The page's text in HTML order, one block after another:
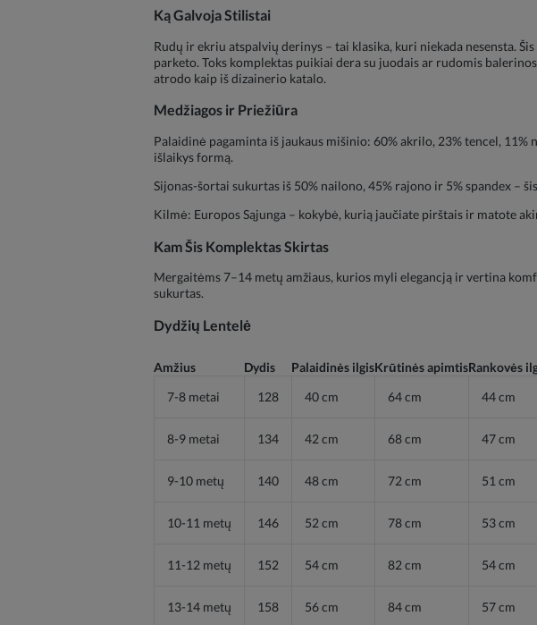
Ką Galvoja Stilistai
Rudų ir ekriu atspalvių derinys – tai klasika, kuri niekada nesensta.
parketo. Toks komplektas puikiai dera su juodais ar rudomis
atrodo kaip iš dizainerio katalo.
Medžiagos ir Priežiūra
Palaidinė pagaminta iš jaukaus mišinio: 60% akrilo, 23% tencel,
išlaikys formą.
Sijonas-šortai sukurtas iš 50% nailono, 45% rajono ir 5% spandex –
Kilmė: Europos Sąjunga – kokybė, kurią jaučiate pirštais ir matote
Kam Šis Komplektas Skirtas
Mergaitėms 7–14 metų amžiaus, kurios myli elegancją ir vertina
sukurtas.
Dydžių Lentelė
Amžius Dydis Palaidinės ilgisKrūtinės apimtisRankovės
7-8 metai
128 40 cm 64 cm 44 cm
8-9 metai 134 42 cm 68 cm 47 cm
9-10 metų 140 48 cm 72 cm 51 cm
10-11 metų 146 52 cm 78 cm 53 cm
11-12 metų 152 54 cm 82 cm 54 cm
13-14 metų 158 56 cm 84 cm 57 cm